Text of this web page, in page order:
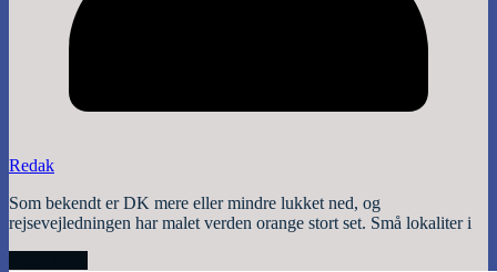
Redak
Som bekendt er DK mere eller mindre lukket ned, og
rejsevejledningen har malet verden orange stort set. Små lokaliter i